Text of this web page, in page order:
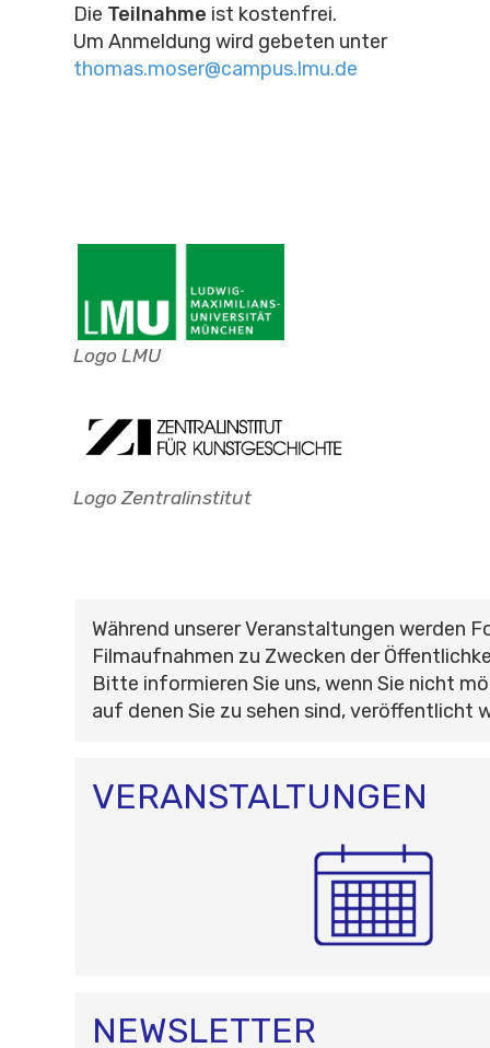
Die Teilnahme ist kostenfrei.
Um Anmeldung wird gebeten unter
thomas.moser@campus.lmu.de
Logo LMU
Logo Zentralinstitut
Während unserer Veranstaltungen werden
Filmaufnahmen zu Zwecken der
Bitte informieren Sie uns, wenn Sie nicht
auf denen Sie zu sehen sind, veröffentlicht
VERANSTALTUNGEN
NEWSLETTER